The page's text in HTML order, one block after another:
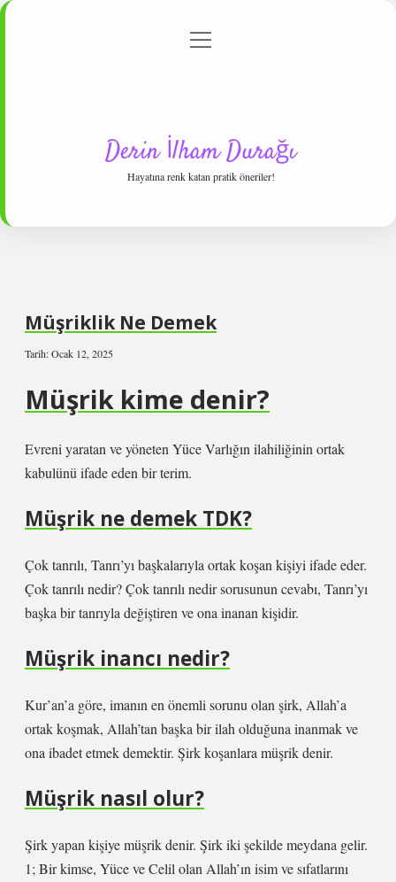
Gizlilik Politikası
menüyü
Derin İlham Durağı
Hayatına renk katan pratik öneriler!
Müşriklik Ne Demek
Tarih: Ocak 12, 2025
Müşrik kime denir?
Evreni yaratan ve yöneten Yüce Varlığın ilahiliğinin ortak
kabulünü ifade eden bir terim.
Müşrik ne demek TDK?
Çok tanrılı, Tanrı’yı ​​başkalarıyla ortak koşan kişiyi ifade eder.
Çok tanrılı nedir? Çok tanrılı nedir sorusunun cevabı, Tanrı’yı ​​
başka bir tanrıyla değiştiren ve ona inanan kişidir.
Müşrik inancı nedir?
Kur’an’a göre, imanın en önemli sorunu olan şirk, Allah’a
ortak koşmak, Allah’tan başka bir ilah olduğuna inanmak ve
ona ibadet etmek demektir. Şirk koşanlara müşrik denir.
Müşrik nasıl olur?
Şirk yapan kişiye müşrik denir. Şirk iki şekilde meydana gelir.
1; Bir kimse, Yüce ve Celil olan Allah’ın isim ve sıfatlarını